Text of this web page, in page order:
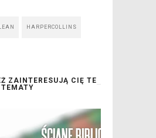
HARPERCOLLINS
ZAINTERESUJĄ CIĘ TE
TEMATY